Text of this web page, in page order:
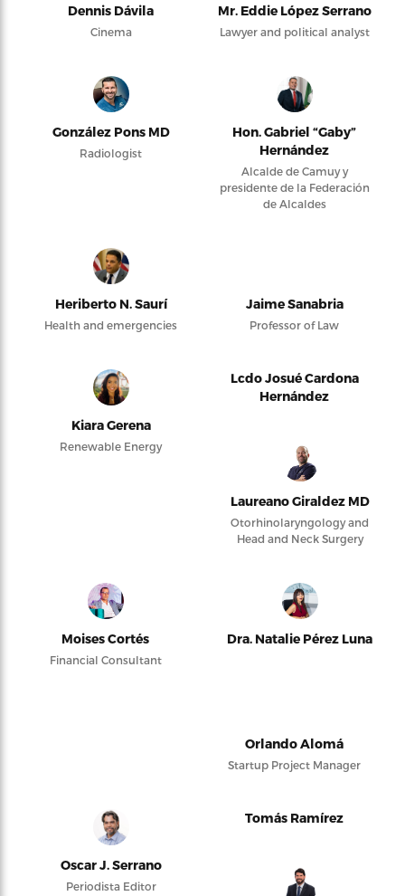
Dennis Dávila
Cinema
Mr. Eddie López Serrano
Lawyer and political analyst
González Pons MD
Radiologist
Hon. Gabriel “Gaby”
Hernández
Alcalde de Camuy y
presidente de la Federación
de Alcaldes
Heriberto N. Saurí
Health and emergencies
Jaime Sanabria
Professor of Law
Kiara Gerena
Renewable Energy
Lcdo Josué Cardona
Hernández
Laureano Giraldez MD
Otorhinolaryngology and
Head and Neck Surgery
Moises Cortés
Financial Consultant
Dra. Natalie Pérez Luna
Orlando Alomá
Startup Project Manager
Oscar J. Serrano
Periodista Editor
Tomás Ramírez